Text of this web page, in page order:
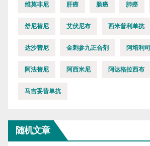
维莫非尼 肝癌 肠癌 肺癌
舒尼替尼 艾伏尼布 西米普利单抗
达沙替尼 金刺参九正合剂 阿培利司
阿法替尼 阿西米尼 阿达格拉西布
马吉妥昔单抗
随机文章